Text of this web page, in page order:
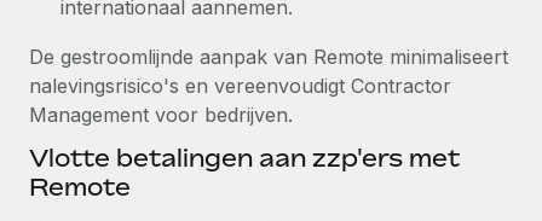
internationaal aannemen.
De gestroomlijnde aanpak van Remote minimaliseert
nalevingsrisico's en vereenvoudigt Contractor
Management voor bedrijven.
Vlotte betalingen aan zzp'ers met
Remote